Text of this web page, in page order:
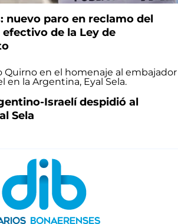
nuevo paro en reclamo del
de la Ley de
Israelí despidió al
Sela